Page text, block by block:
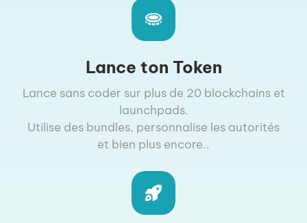
Lance ton Token
Lance sans coder sur plus de 20 blockchains et
launchpads.
Utilise des bundles, personnalise les autorités
et bien plus encore..